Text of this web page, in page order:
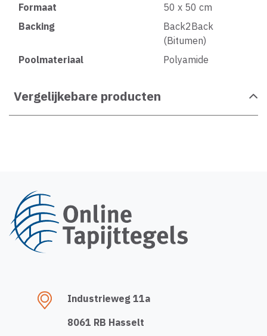
Formaat
50 x 50 cm
Backing
Back2Back
(Bitumen)
Poolmateriaal
Polyamide
Vergelijkebare producten
Industrieweg 11a
8061 RB Hasselt